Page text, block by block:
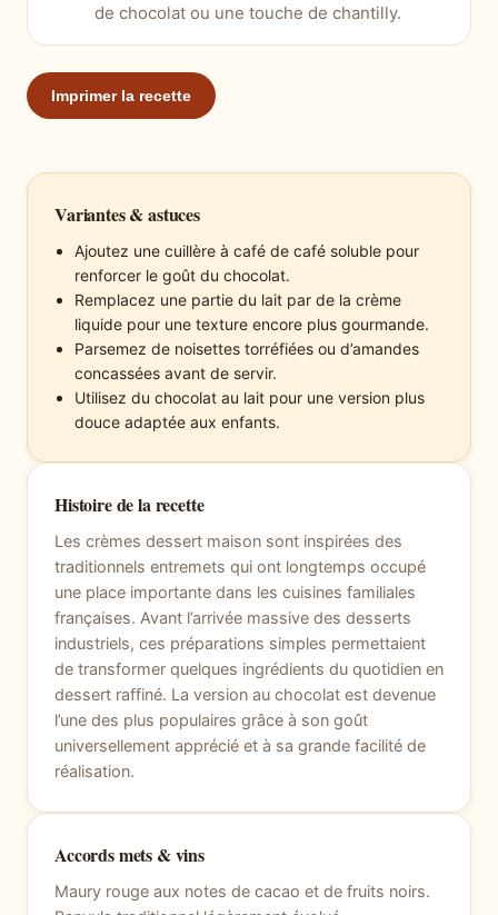
de chocolat ou une touche de chantilly.
Imprimer la recette
Variantes & astuces
Ajoutez une cuillère à café de café soluble pour
renforcer le goût du chocolat.
Remplacez une partie du lait par de la crème
liquide pour une texture encore plus gourmande.
Parsemez de noisettes torréfiées ou d’amandes
concassées avant de servir.
Utilisez du chocolat au lait pour une version plus
douce adaptée aux enfants.
Histoire de la recette
Les crèmes dessert maison sont inspirées des
traditionnels entremets qui ont longtemps occupé
une place importante dans les cuisines familiales
françaises. Avant l’arrivée massive des desserts
industriels, ces préparations simples permettaient
de transformer quelques ingrédients du quotidien en
dessert raffiné. La version au chocolat est devenue
l’une des plus populaires grâce à son goût
universellement apprécié et à sa grande facilité de
réalisation.
Accords mets & vins
Maury rouge aux notes de cacao et de fruits noirs.